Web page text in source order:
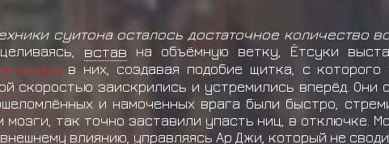
суитона осталось достаточное количество
встав на объёмную ветку, Ётсуки
чакрыв них, создавая подобие щитка, с
скоростью заискрились и устремились вперёд.
и намоченных врага были быстро,
мозги, так точно заставили упасть ниц, в отключке.
влиянию, управляясь Ар Джи, который не